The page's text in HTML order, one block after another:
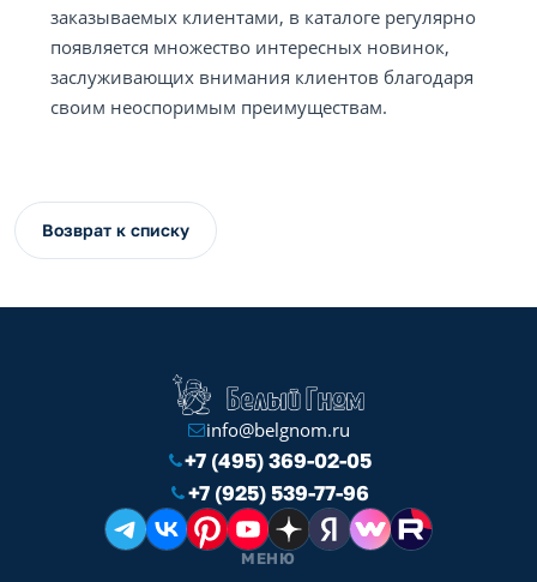
заказываемых клиентами, в каталоге регулярно
появляется множество интересных новинок,
заслуживающих внимания клиентов благодаря
своим неоспоримым преимуществам.
Возврат к списку
info@belgnom.ru
+7 (495) 369-02-05
+7 (925) 539-77-96
МЕНЮ